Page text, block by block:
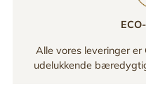
Alle vores leveringer er
udelukkende